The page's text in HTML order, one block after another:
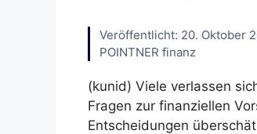
Veröffentlicht: 20. Oktober
POINTNER finanz
(kunid) Viele verlassen
Fragen zur finanziellen
Entscheidungen